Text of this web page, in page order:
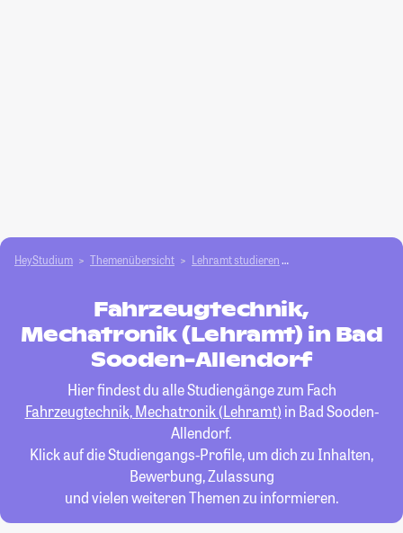
HeyStudium Themenübersicht Lehramt studieren
Fahrzeugtechnik,
Mechatronik (Lehramt) in Bad
Sooden-Allendorf
Hier findest du alle Studiengänge zum Fach
Fahrzeugtechnik, Mechatronik (Lehramt) in Bad Sooden-
Allendorf.
Klick auf die Studiengangs-Profile, um dich zu Inhalten,
Bewerbung, Zulassung
und vielen weiteren Themen zu informieren.